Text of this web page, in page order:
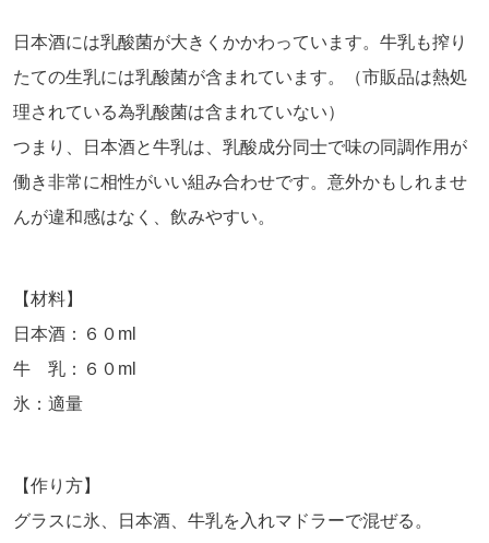
日本酒には乳酸菌が大きくかかわっています。牛乳も搾り
たての生乳には乳酸菌が含まれています。（市販品は熱処
理されている為乳酸菌は含まれていない）
つまり、日本酒と牛乳は、乳酸成分同士で味の同調作用が
働き非常に相性がいい組み合わせです。意外かもしれませ
んが違和感はなく、飲みやすい。
【材料】
日本酒：６０ml
牛 乳：６０ml
氷：適量
【作り方】
グラスに氷、日本酒、牛乳を入れマドラーで混ぜる。